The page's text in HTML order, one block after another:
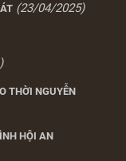
(23/04/2025)
THỜI NGUYỄN
HỘI AN